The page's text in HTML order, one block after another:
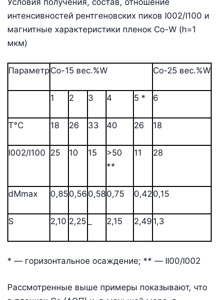
Условия получения, состав, отношение
интенсивностей рентгеновских пиков I002/I100 и
магнитные характеристики пленок Со-W (h=1
мкм)
ПараметрСо-15 вес.%W Со-25 вес.%W
1 2 3 4 5 * 6
Т°С 18 26 33 40 26 18
I002/I100 25 10 15
>50
**
11 28
dMmax 0,850,56 0,580,75 0,42 0,15
S 2,10 2,25 2,15 2,49 1,3
* — горизонтальное осаждение; ** — II00/I002
Рассмотренные выше примеры показывают, что